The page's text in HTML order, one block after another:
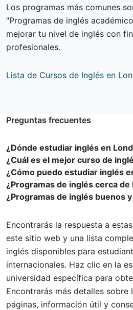
Los programas más comunes
"Programas de inglés
mejorar tu nivel de inglés con
profesionales.
Lista de Cursos de Inglés en
Preguntas frecuentes
¿Dónde estudiar inglés en
¿Cuál es el mejor curso de
¿Cómo puedo estudiar inglés
¿Programas de inglés cerca de
¿Programas de inglés buenos
Encontrarás la respuesta a
este sitio web y una lista
inglés disponibles para
internacionales. Haz clic en la
universidad específica para
Encontrarás más detalles sobre
páginas, información útil y